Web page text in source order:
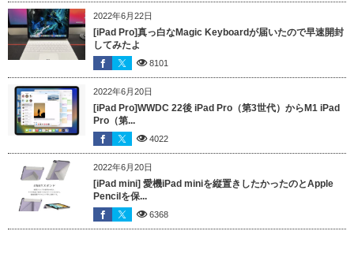
2022年6月22日
[iPad Pro]真っ白なMagic Keyboardが届いたので早速開封
してみたよ
8101
2022年6月20日
[iPad Pro]WWDC 22後 iPad Pro（第3世代）からM1 iPad
Pro（第...
4022
2022年6月20日
[iPad mini] 愛機iPad miniを縦置きしたかったのとApple
Pencilを保...
6368